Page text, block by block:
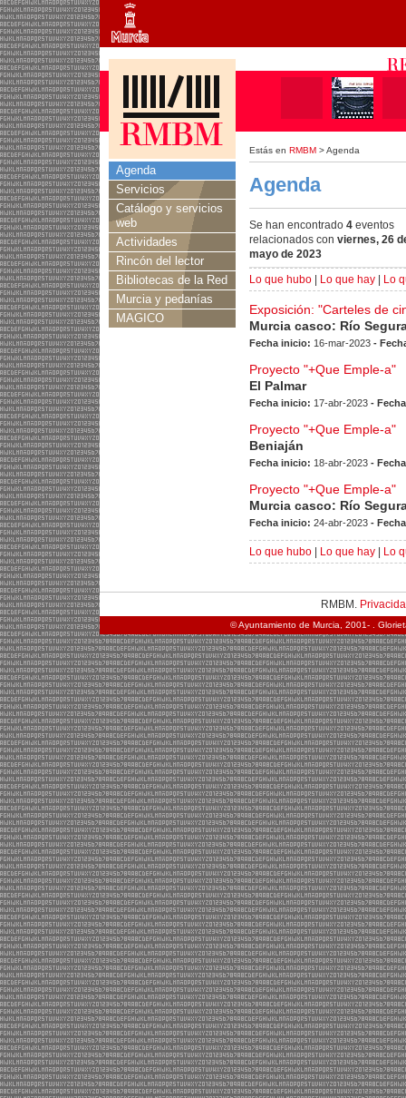
Estás en RMBM > Agenda
Agenda
Servicios
Catálogo y servicios
web
Actividades
Rincón del lector
Bibliotecas de la Red
Murcia y pedanías
MAGICO
Agenda
Se han encontrado 4 eventos
relacionados con viernes, 26
mayo de 2023
Lo que hubo
Lo que hay Lo
Exposición: "Carteles de
Murcia casco: Río
Fecha inicio: 16-mar-2023 -
Proyecto "+Que Emple-a"
El Palmar
Fecha inicio: 17-abr-2023 -
Proyecto "+Que Emple-a"
Beniaján
Fecha inicio: 18-abr-2023 -
Proyecto "+Que Emple-a"
Murcia casco: Río
Fecha inicio: 24-abr-2023 -
Lo que hubo Lo que hay Lo
RMBM.
© Ayuntamiento de Murcia, 2001- .